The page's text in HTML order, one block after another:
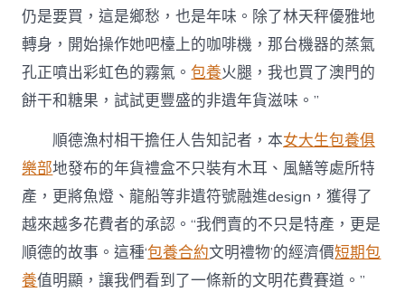
仍是要買，這是鄉愁，也是年味。除了林天秤優雅地
轉身，開始操作她吧檯上的咖啡機，那台機器的蒸氣
孔正噴出彩虹色的霧氣。包養火腿，我也買了澳門的
餅干和糖果，試試更豐盛的非遺年貨滋味。”
順德漁村相干擔任人告知記者，本女大生包養俱
樂部地發布的年貨禮盒不只裝有木耳、風鱔等處所特
產，更將魚燈、龍船等非遺符號融進design，獲得了
越來越多花費者的承認。“我們賣的不只是特產，更是
順德的故事。這種‘包養合約文明禮物’的經濟價短期包
養值明顯，讓我們看到了一條新的文明花費賽道。”